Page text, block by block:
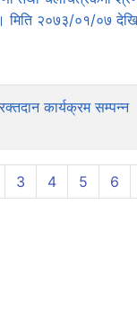
मिति २०७३/०१/०७ देखि
कार्यक्रम सम्पन्न
3 4 5 6